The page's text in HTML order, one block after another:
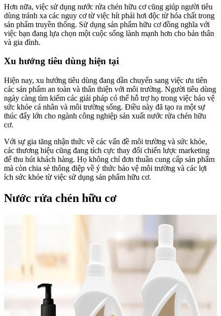
Hơn nữa, việc sử dụng nước rửa chén hữu cơ cũng giúp người tiêu
dùng tránh xa các nguy cơ từ việc hít phải hơi độc từ hóa chất trong
sản phẩm truyền thống. Sử dụng sản phẩm hữu cơ đồng nghĩa với
việc bạn đang lựa chọn một cuộc sống lành mạnh hơn cho bản thân
và gia đình.
Xu hướng tiêu dùng hiện tại
Hiện nay, xu hướng tiêu dùng đang dần chuyển sang việc ưu tiên
các sản phẩm an toàn và thân thiện với môi trường. Người tiêu dùng
ngày càng tìm kiếm các giải pháp có thể hỗ trợ họ trong việc bảo vệ
sức khỏe cá nhân và môi trường sống. Điều này đã tạo ra một sự
thúc đẩy lớn cho ngành công nghiệp sản xuất nước rửa chén hữu
cơ.
Với sự gia tăng nhận thức về các vấn đề môi trường và sức khỏe,
các thương hiệu cũng đang tích cực thay đổi chiến lược marketing
để thu hút khách hàng. Họ không chỉ đơn thuần cung cấp sản phẩm
mà còn chia sẻ thông điệp về ý thức bảo vệ môi trường và các lợi
ích sức khỏe từ việc sử dụng sản phẩm hữu cơ.
Nước rửa chén hữu cơ